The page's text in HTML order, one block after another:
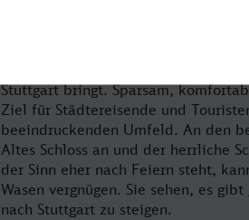
Frankfurt - Stuttgart – München
wichtige Industriestadt und
Stuttgart bringt. Sparsam,
Ziel für Städtereisende und
beeindruckenden Umfeld. An den
Altes Schloss an und der herrliche
der Sinn eher nach Feiern steht,
Wasen vergnügen. Sie sehen, es
nach Stuttgart zu steigen.